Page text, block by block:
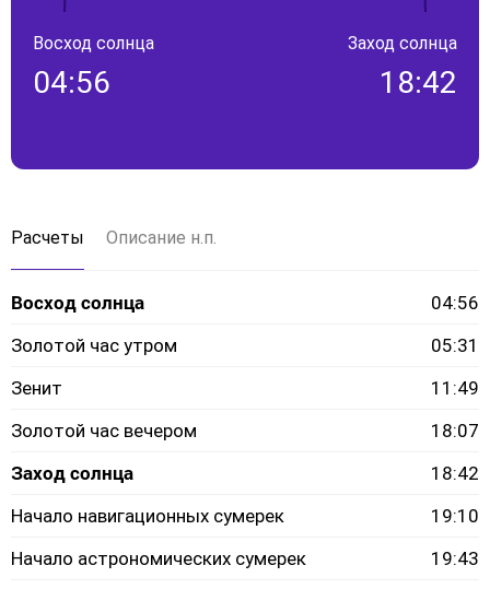
Восход солнца
04:56
Заход солнца
18:42
Расчеты Описание н.п.
Восход солнца
04:56
Золотой час утром
05:31
Зенит
11:49
Золотой час вечером
18:07
Заход солнца
18:42
Начало навигационных сумерек
19:10
Начало астрономических сумерек
19:43